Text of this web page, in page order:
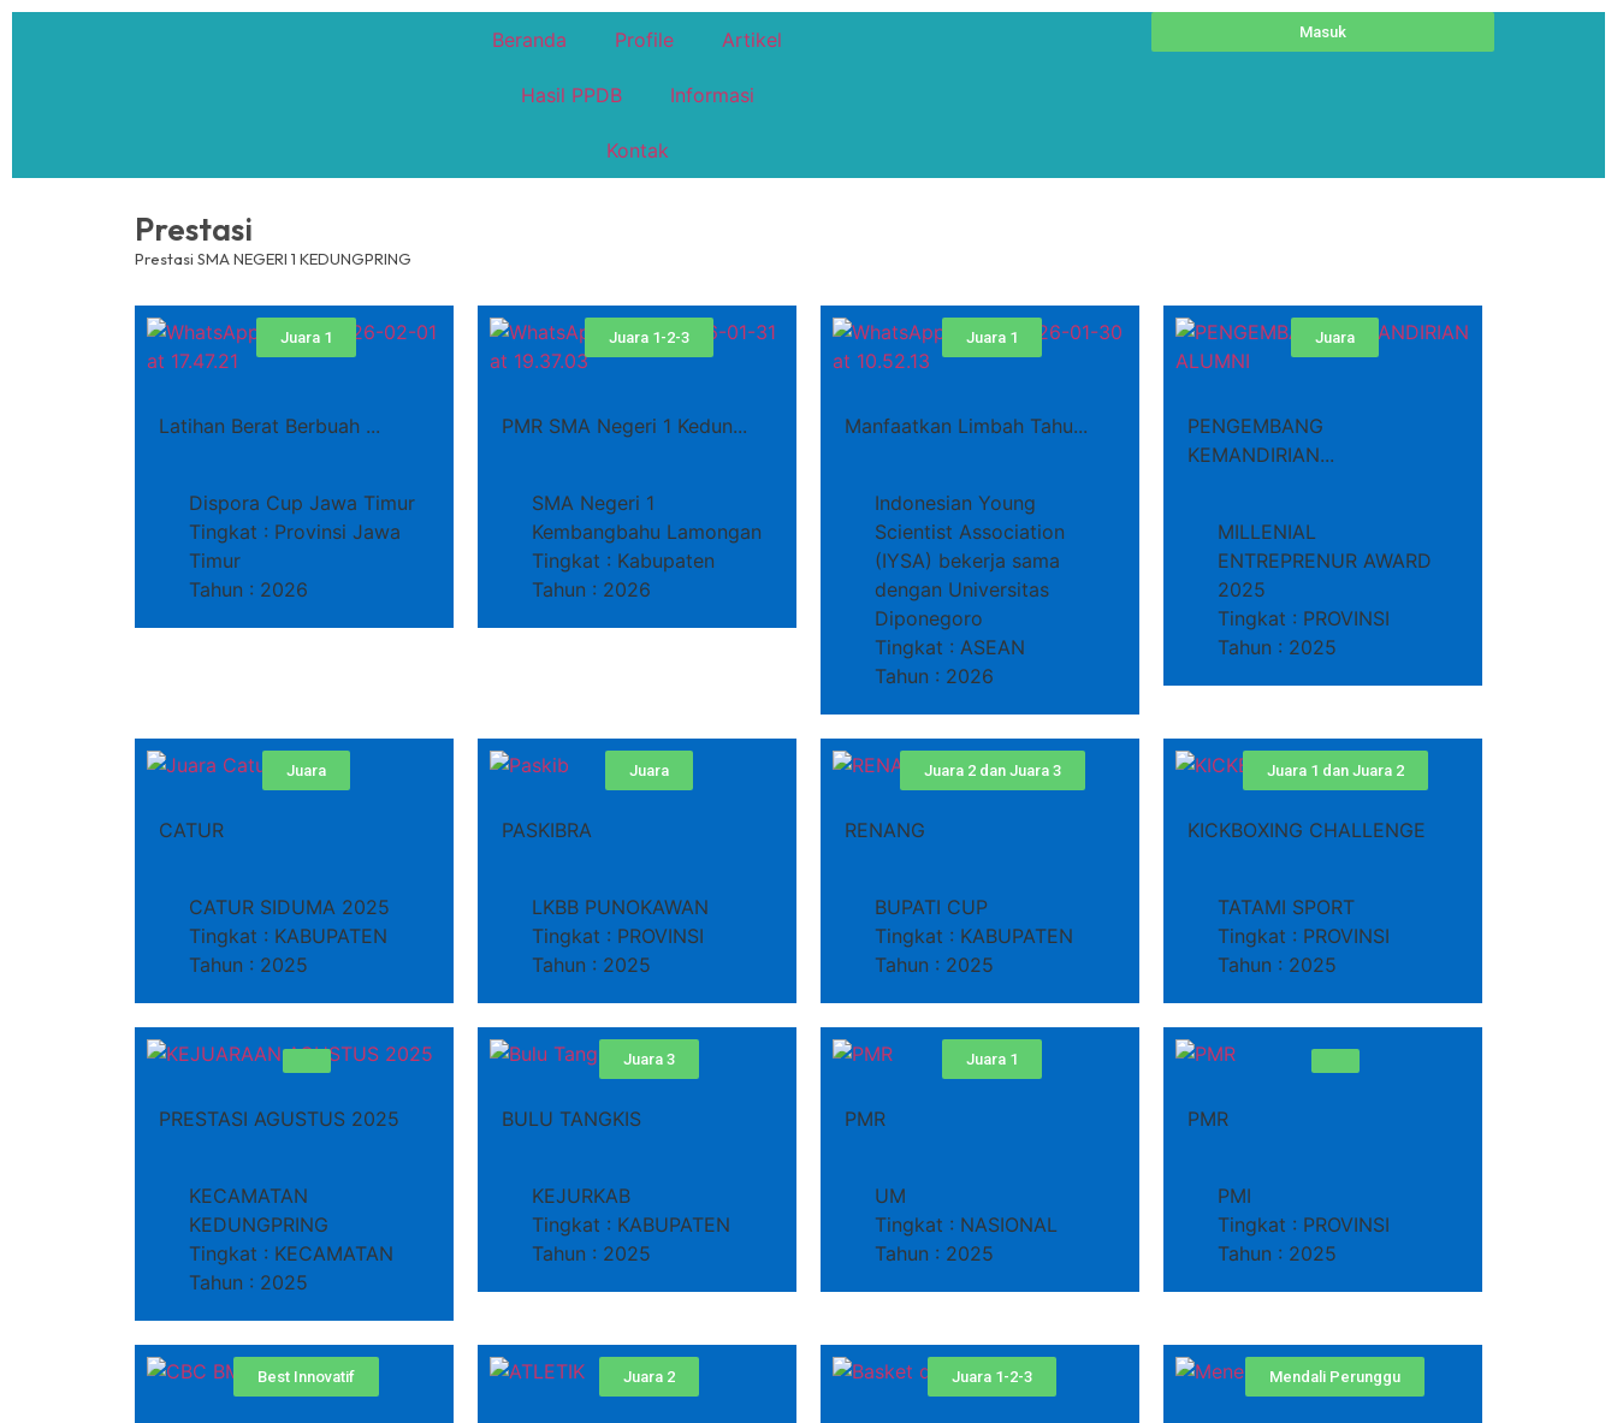
Beranda Profile Artikel
Hasil PPDB Informasi
Kontak
Masuk
Prestasi
Prestasi SMA NEGERI 1 KEDUNGPRING
Juara 1
Latihan Berat Berbuah ...
Dispora Cup Jawa Timur
Tingkat : Provinsi Jawa
Timur
Tahun : 2026
Juara 1-2-3
PMR SMA Negeri 1 Kedun...
SMA Negeri 1
Kembangbahu Lamongan
Tingkat : Kabupaten
Tahun : 2026
Juara 1
Manfaatkan Limbah Tahu...
Indonesian Young
Scientist Association
(IYSA) bekerja sama
dengan Universitas
Diponegoro
Tingkat : ASEAN
Tahun : 2026
Juara
PENGEMBANG
KEMANDIRIAN...
MILLENIAL
ENTREPRENUR AWARD
2025
Tingkat : PROVINSI
Tahun : 2025
Juara
CATUR
CATUR SIDUMA 2025
Tingkat : KABUPATEN
Tahun : 2025
Juara
PASKIBRA
LKBB PUNOKAWAN
Tingkat : PROVINSI
Tahun : 2025
Juara 2 dan Juara 3
RENANG
BUPATI CUP
Tingkat : KABUPATEN
Tahun : 2025
Juara 1 dan Juara 2
KICKBOXING CHALLENGE
TATAMI SPORT
Tingkat : PROVINSI
Tahun : 2025
PRESTASI AGUSTUS 2025
KECAMATAN
KEDUNGPRING
Tingkat : KECAMATAN
Tahun : 2025
Juara 3
BULU TANGKIS
KEJURKAB
Tingkat : KABUPATEN
Tahun : 2025
Juara 1
PMR
UM
Tingkat : NASIONAL
Tahun : 2025
PMR
PMI
Tingkat : PROVINSI
Tahun : 2025
Best Innovatif Juara 2 Juara 1-2-3 Mendali Perunggu